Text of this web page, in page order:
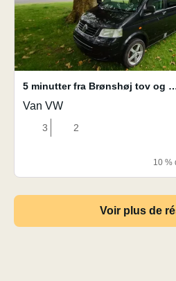
5 minutter fra Brønshøj
Van VW
3 2
10 %
Voir plus de